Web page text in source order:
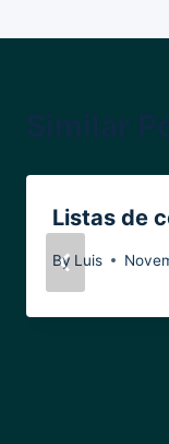
Listas de
By Luis